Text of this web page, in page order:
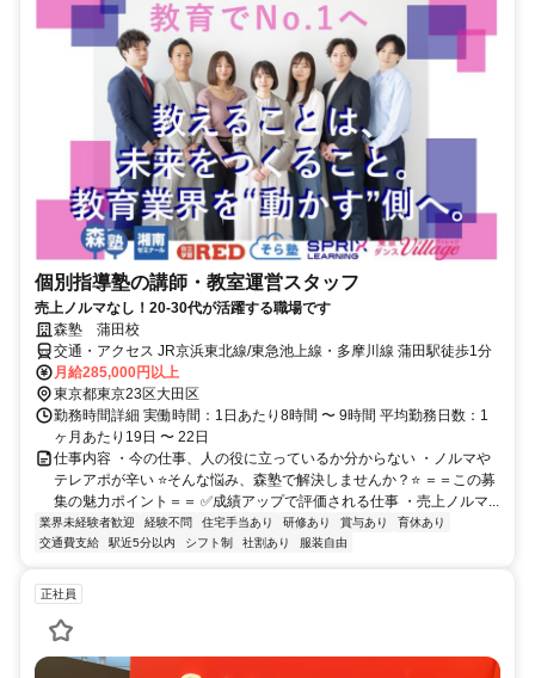
個別指導塾の講師・教室運営スタッフ
売上ノルマなし！20-30代が活躍する職場です
森塾 蒲田校
交通・アクセス JR京浜東北線/東急池上線・多摩川線 蒲田駅徒歩1分
月給285,000円以上
東京都東京23区大田区
勤務時間詳細 実働時間：1日あたり8時間 〜 9時間 平均勤務日数：1
ヶ月あたり19日 〜 22日
仕事内容 ・今の仕事、人の役に立っているか分からない ・ノルマや
テレアポが辛い ⭐️そんな悩み、森塾で解決しませんか？⭐️ ＝＝この募
集の魅力ポイント＝＝ ✅成績アップで評価される仕事 ・売上ノルマ...
業界未経験者歓迎 経験不問 住宅手当あり 研修あり 賞与あり
育休あり
交通費支給
駅近5分以内 シフト制 社割あり 服装自由
正社員